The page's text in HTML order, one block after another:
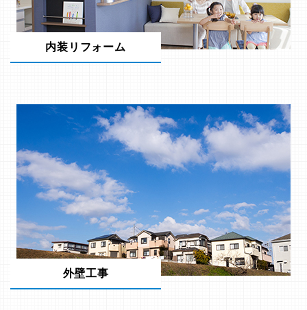
内装リフォーム
外壁工事